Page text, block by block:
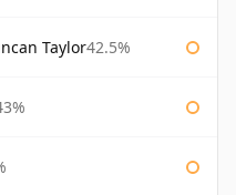
Taylor42.5%